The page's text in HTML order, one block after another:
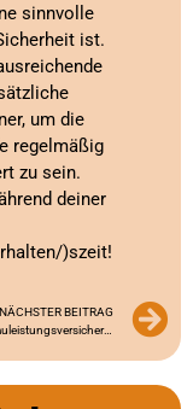
sinnvolle
ist.
um die
regelmäßig
zu sein.
deiner
)szeit!
NÄCHSTER BEITRAG
Warum eine Bauleistungsversicherung für Azubis im Bauwesen unerlässlich ist